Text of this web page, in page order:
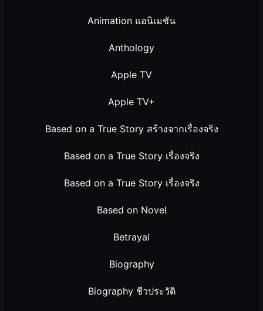
Animation แอนิเมชัน
Anthology
Apple TV
Apple TV+
Based on a True Story สร้างจากเรื่องจริง
Based on a True Story เรื่องจริง
Based on a True Story เรื่องจริง
Based on Novel
Betrayal
Biography
Biography ชีวประวัติ